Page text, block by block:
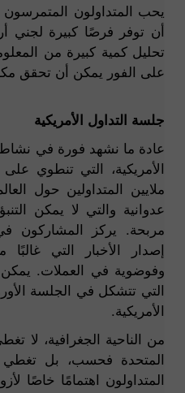
يحب المتداولون المتمرسون
أن توفر فرصًا كبيرة لجني
تحليل كمية كبيرة من
على الفور يمكن أن تحقق
جلسة التداول الأمريكية
عادة ما نشهد فورة في نشاط
الأمريكية، التي تنطوي
ملايين المتداولين حول
عدوانية والتي لا يمكن
مربحة. يركز المشاركون
إصدار الأخبار التي
وفوضوية في العملات. يمكن
التي تتشكل في الجلسة
الأمريكية.
من الناحية الجغرافية، لا
المتحدة فحسب، بل تغطي
المتداولون اهتمامًا خاصًا